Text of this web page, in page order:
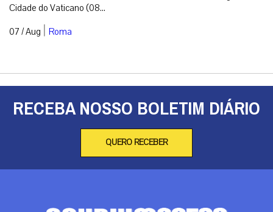
Cidade do Vaticano (08...
07 / Aug | Roma
RECEBA NOSSO BOLETIM DIÁRIO
QUERO RECEBER